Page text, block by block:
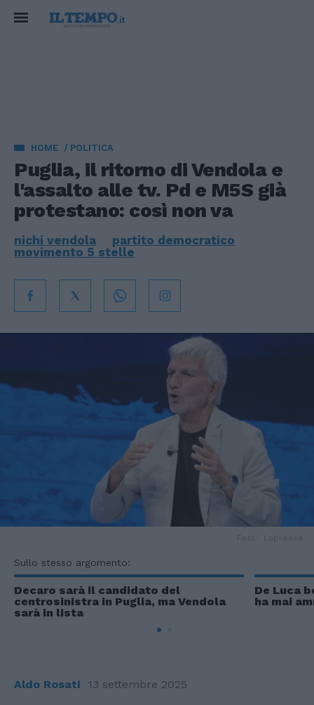
HOME POLITICA
Puglia, il ritorno di Vendola e
l'assalto alle tv. Pd e M5S già
protestano: così non va
nichi vendola
partito democratico
movimento 5 stelle
Sullo stesso argomento:
Decaro sarà il candidato del
centrosinistra in Puglia, ma Vendola
sarà in lista
De Luca
ha mai
Aldo Rosati 13 settembre 2025